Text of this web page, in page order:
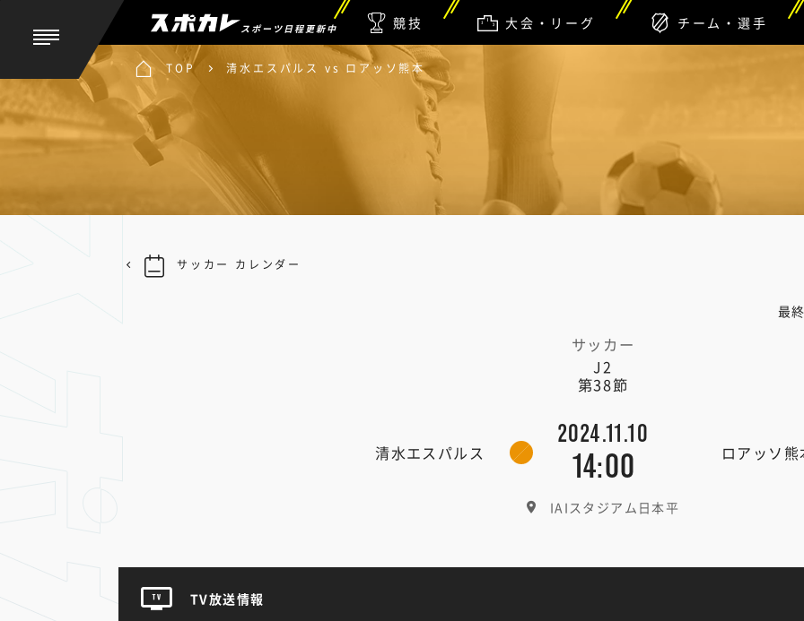
スポーツ日程更新中 競技 大会・リーグ チーム・選手
TOP 清水エスパルス vs ロアッソ熊本
最
サッカー
J2
第38節
清水エスパルス
2024.11.10
14:00 ロアッソ熊
IAIスタジアム日本平
サッカー カレンダー
TV放送情報